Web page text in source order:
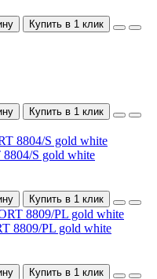
Купить в 1 клик
Купить в 1 клик
S gold white
Купить в 1 клик
8809/PL gold white
Купить в 1 клик